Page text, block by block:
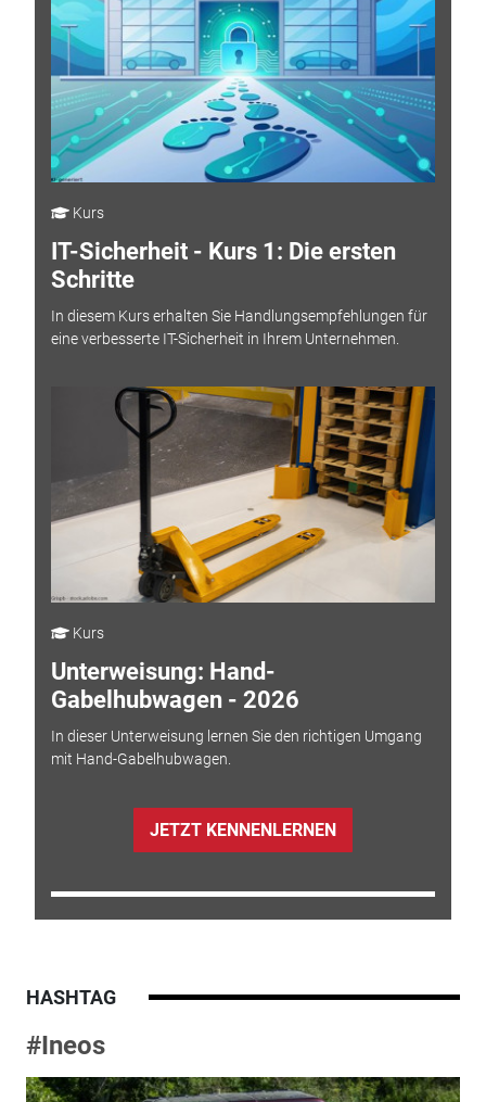
Kurs
IT-Sicherheit - Kurs 1: Die ersten
Schritte
In diesem Kurs erhalten Sie Handlungsempfehlungen für
eine verbesserte IT-Sicherheit in Ihrem Unternehmen.
Kurs
Unterweisung: Hand-
Gabelhubwagen - 2026
In dieser Unterweisung lernen Sie den richtigen Umgang
mit Hand-Gabelhubwagen.
JETZT KENNENLERNEN
HASHTAG
#Ineos